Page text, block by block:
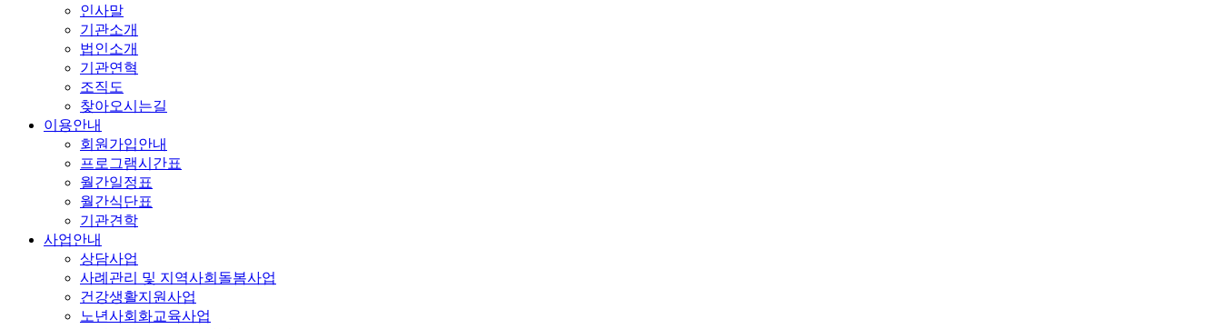
인사말
기관소개
법인소개
기관연혁
조직도
찾아오시는길
이용안내
회원가입안내
프로그램시간표
월간일정표
월간식단표
기관견학
사업안내
상담사업
사례관리 및 지역사회돌봄사업
건강생활지원사업
노년사회화교육사업